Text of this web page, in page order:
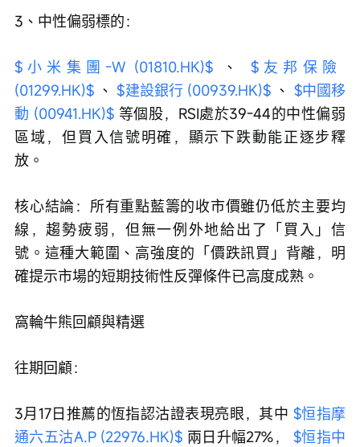
3、中性偏弱標的：
$小米集團-W (01810.HK)$ 、 $友邦保險
(01299.HK)$ 、 $建設銀行 (00939.HK)$ 、 $中國移
動 (00941.HK)$ 等個股，RSI處於39-44的中性偏弱
區域，但買入信號明確，顯示下跌動能正逐步釋
放。
核心結論：所有重點藍籌的收市價雖仍低於主要均
線，趨勢疲弱，但無一例外地給出了「買入」信
號。這種大範圍、高強度的「價跌訊買」背離，明
確提示市場的短期技術性反彈條件已高度成熟。
窩輪牛熊回顧與精選
往期回顧：
3月17日推薦的恆指認沽證表現亮眼，其中 $恒指摩
通六五沽A.P (22976.HK)$ 兩日升幅27%， $恒指中